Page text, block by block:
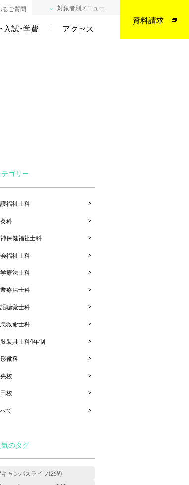
資料請求
入試・学費 アクセス
るご質問 対象者別メニュー
テゴリー
福祉士科
科
保健福祉士科
福祉士科
療法士科
療法士科
聴覚士科
救命士科
装具士科4年制
靴科
校
校
て
気のタグ
ャンパスライフ(269)